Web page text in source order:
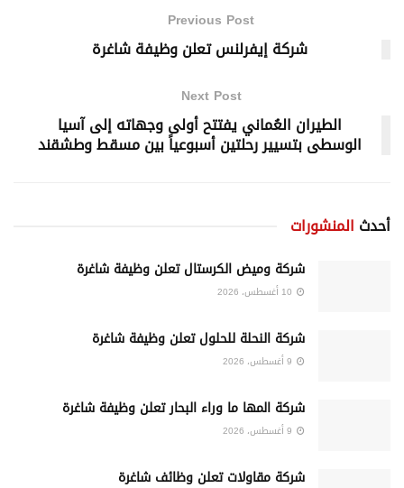
Previous Post
شركة إيفرلنس تعلن وظيفة شاغرة
Next Post
الطيران العُماني يفتتح أولى وجهاته إلى آسيا
الوسطى بتسيير رحلتين أسبوعياً بين مسقط وطشقند
أحدث المنشورات
شركة وميض الكرستال تعلن وظيفة شاغرة
شركة النحلة للحلول تعلن وظيفة شاغرة
شركة المها ما وراء البحار تعلن وظيفة شاغرة
شركة مقاولات تعلن وظائف شاغرة